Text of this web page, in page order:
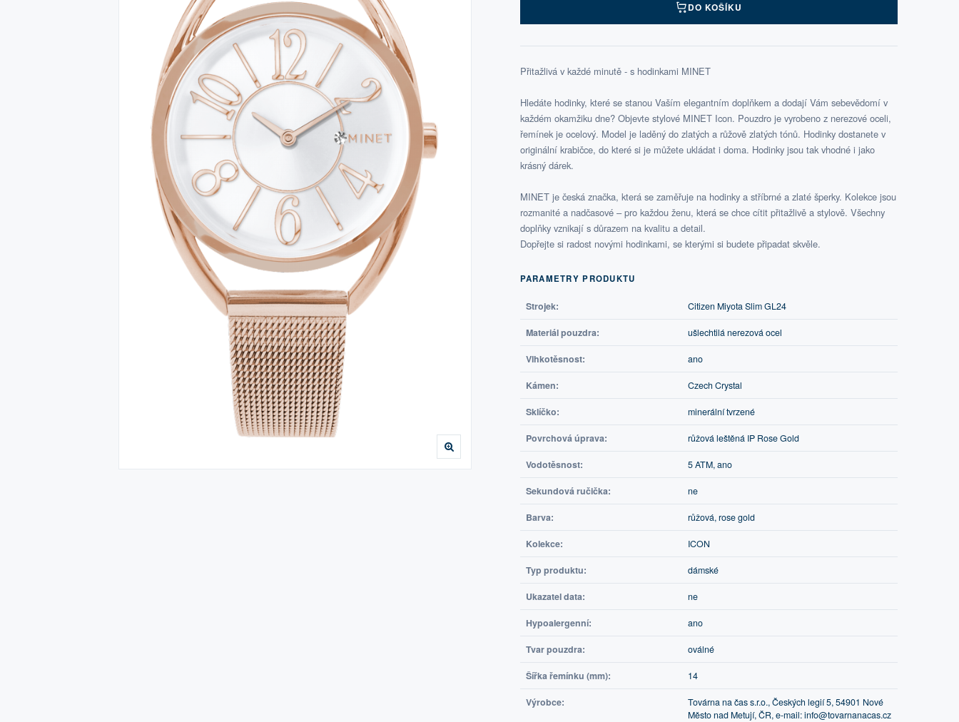
DO KOŠÍKU
Přitažlivá v každé minutě - s hodinkami MINET
Hledáte hodinky, které se stanou Vaším elegantním doplňkem a dodají Vám sebevědomí v
každém okamžiku dne? Objevte stylové MINET Icon. Pouzdro je vyrobeno z nerezové oceli,
řemínek je ocelový. Model je laděný do zlatých a růžově zlatých tónů. Hodinky dostanete v
originální krabičce, do které si je můžete ukládat i doma. Hodinky jsou tak vhodné i jako
krásný dárek.
MINET je česká značka, která se zaměřuje na hodinky a stříbrné a zlaté šperky. Kolekce jsou
rozmanité a nadčasové – pro každou ženu, která se chce cítit přitažlivě a stylově. Všechny
doplňky vznikají s důrazem na kvalitu a detail.
Dopřejte si radost novými hodinkami, se kterými si budete připadat skvěle.
PARAMETRY PRODUKTU
Strojek: Citizen Miyota Slim GL24
Materiál pouzdra: ušlechtilá nerezová ocel
Vlhkotěsnost: ano
Kámen: Czech Crystal
Sklíčko: minerální tvrzené
Povrchová úprava: růžová leštěná IP Rose Gold
Vodotěsnost: 5 ATM, ano
Sekundová ručička: ne
Barva: růžová, rose gold
Kolekce: ICON
Typ produktu: dámské
Ukazatel data: ne
Hypoalergenní: ano
Tvar pouzdra: oválné
Šířka řemínku (mm): 14
Výrobce:
Továrna na čas s.r.o., Českých legií 5, 54901 Nové
Město nad Metují, ČR, e-mail: info@tovarnanacas.cz